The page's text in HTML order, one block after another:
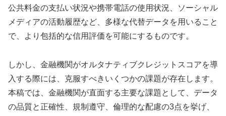
公共料金の支払い状況や携帯電話の使用状況、ソーシャル
メディアの活動履歴など、多様な代替データを用いること
で、より包括的な信用評価を可能にするものです。
しかし、金融機関がオルタナティブクレジットスコアを導
入する際には、克服すべきいくつかの課題が存在します。
本稿では、金融機関が直面する主要な課題として、データ
の品質と正確性、規制遵守、倫理的な配慮の3点を挙げ、